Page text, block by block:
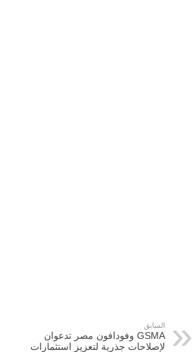
السابق
GSMA وفودافون مصر تدعوان
لإصلاحات جذرية لتعزيز استثمارات